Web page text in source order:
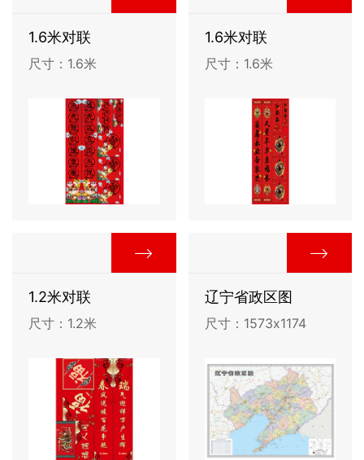
1.6米对联
尺寸：1.6米
1.6米对联
尺寸：1.6米
1.2米对联
尺寸：1.2米
辽宁省政区图
尺寸：1573x1174